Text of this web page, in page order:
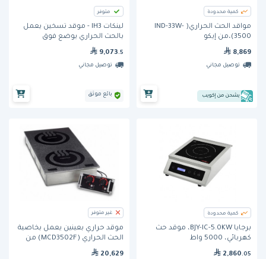
كمية محدودة
مواقد الحث الحراري( IND-33W-
3500)،من إيكو
8,869
توصيل مجاني
يشحن من إكويب
متوفر
لينكات IH3 - موقد تسخين يعمل
بالحث الحراري يوضع فوق
9,073 .5
توصيل مجاني
بائع موثق
كمية محدودة
برجايا BJY-IC-5.0KW، موقد حث
كهربائي، 5000 واط
2,860 .05
غير متوفر
موقد حراري بعينين يعمل بخاصية
الحث الحراري (MCD3502F) من
20,629